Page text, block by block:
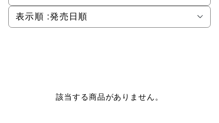
表示順 :発売日順
該当する商品がありません。